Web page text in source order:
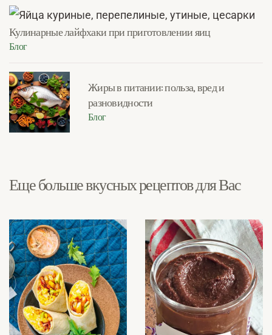
Кулинарные лайфхаки при приготовлении яиц
Блог
Жиры в питании: польза, вред и
разновидности
Блог
Еще больше вкусных рецептов для Вас